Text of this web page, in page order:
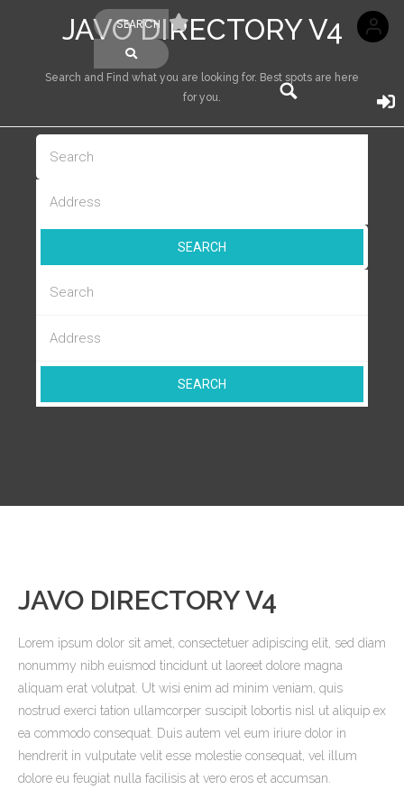
JAVO DIRECTORY V4
Search and Find what you are looking for. Best spots are here
for you.
SEARCH
SEARCH
JAVO DIRECTORY V4
Lorem ipsum dolor sit amet, consectetuer adipiscing elit, sed diam
nonummy nibh euismod tincidunt ut laoreet dolore magna
aliquam erat volutpat. Ut wisi enim ad minim veniam, quis
nostrud exerci tation ullamcorper suscipit lobortis nisl ut aliquip ex
ea commodo consequat. Duis autem vel eum iriure dolor in
hendrerit in vulputate velit esse molestie consequat, vel illum
dolore eu feugiat nulla facilisis at vero eros et accumsan.